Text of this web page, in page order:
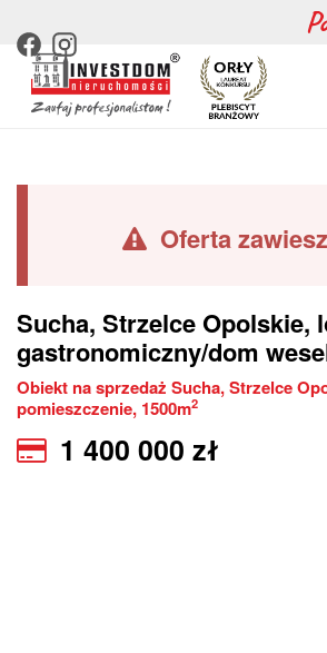
Oferta
Sucha, Strzelce Opolskie,
gastronomiczny/dom
Obiekt na sprzedaż Sucha, Strzelce
pomieszczenie, 1500m2
1 400 000 zł